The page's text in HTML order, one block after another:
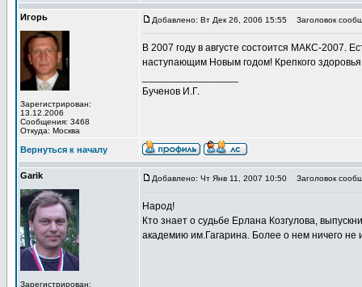
Игорь
Зарегистрирован:
13.12.2006
Сообщения: 3468
Откуда: Москва
Добавлено: Вт Дек 26, 2006 15:55 Заголовок
В 2007 году в августе состоится МАКС-2007.
наступающим Новым годом! Крепкого
Бученов И.Г.
Вернуться к началу
Garik
Зарегистрирован:
Добавлено: Чт Янв 11, 2007 10:50 Заголовок
Народ!
Кто знает о судьбе Ерлана Козгулова,
академию им.Гагарина. Более о нем ничего